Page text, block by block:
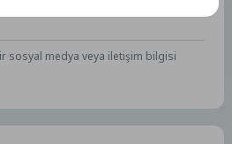
sosyal medya veya iletişim bilgisi